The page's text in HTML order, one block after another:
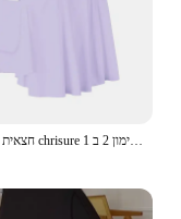
חצאית טניס נשים chrisure עם כיסים קרוסאובר גבוה מותניים גולף ספורט ריצה חצאיות אימון 2 ב 1